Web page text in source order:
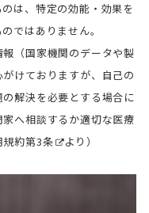
は、特定の効能・効果を
ではありません。
（国家機関のデータや製
けておりますが、自己の
解決を必要とする場合に
へ相談するか適切な医療
規約第3条 より）